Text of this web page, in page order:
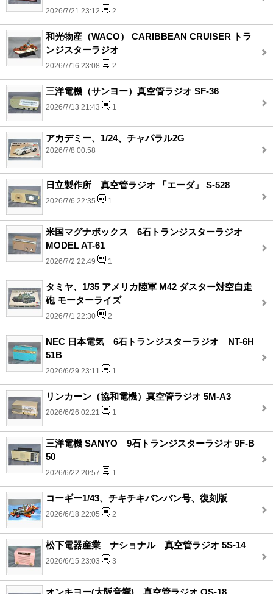
2026/7/21 23:12 2
和光物産（WACO） CARIBBEAN CRUISER トラ
ンジスターラジオ
2026/7/16 23:08 2
三洋電機（サンヨー）真空管ラジオ SF-36
2026/7/13 21:43 1
アカデミー、1/24、チャパラル2G
2026/7/8 00:58
日立製作所 真空管ラジオ 「エーダ」 S-528
2026/7/6 22:35 1
米国マグナボックス 6石トランジスターラジオ
MODEL AT-61
2026/7/2 22:49 1
タミヤ、1/35 アメリカ陸軍 M42 ダスター対空自走
砲 モーターライズ
2026/7/1 22:30 2
NEC 日本電気 6石トランジスターラジオ NT-6H
51B
2026/6/29 23:11 1
リンカーン（協和電機）真空管ラジオ 5M-A3
2026/6/26 02:21 1
三洋電機 SANYO 9石トランジスターラジオ 9F-B
50
2026/6/22 20:57 1
コーギー1/43、チキチキバンバン号、復刻版
2026/6/18 22:05 2
松下電器産業 ナショナル 真空管ラジオ 5S-14
2026/6/15 23:03 3
オンキヨー(大阪音響)、真空管ラジオ OS-18